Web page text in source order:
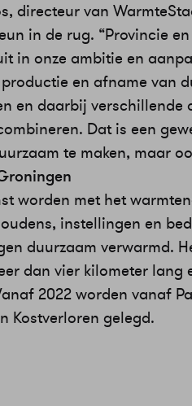
directeur van
in de rug. “Provincie
in onze ambitie en
en afname van
en daarbij verschillende
Dat is een
te maken, maar
worden met het
instellingen en
duurzaam verwarmd.
dan vier kilometer
2022 worden vanaf
Kostverloren gelegd.